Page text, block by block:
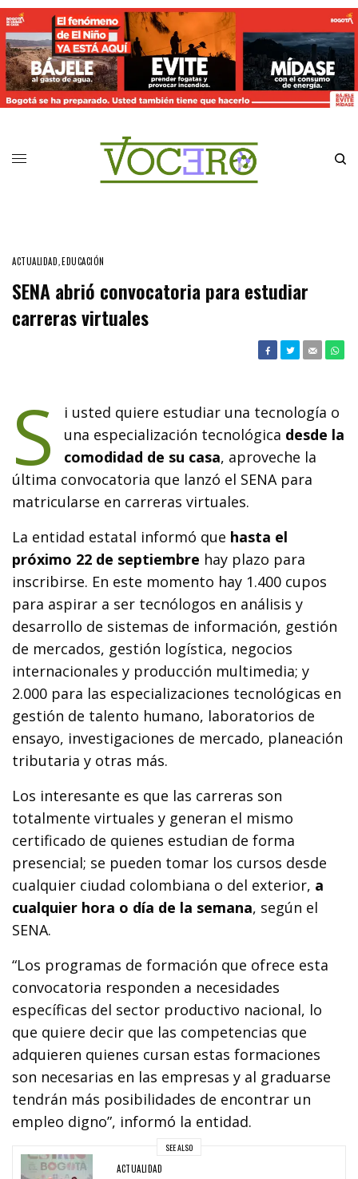
ACTUALIDAD,EDUCACIÓN
SENA abrió convocatoria para estudiar
carreras virtuales
S
i usted quiere estudiar una tecnología o
una especialización tecnológica desde la
comodidad de su casa, aproveche la
última convocatoria que lanzó el SENA para
matricularse en carreras virtuales.
La entidad estatal informó que hasta el
próximo 22 de septiembre hay plazo para
inscribirse. En este momento hay 1.400 cupos
para aspirar a ser tecnólogos en análisis y
desarrollo de sistemas de información, gestión
de mercados, gestión logística, negocios
internacionales y producción multimedia; y
2.000 para las especializaciones tecnológicas en
gestión de talento humano, laboratorios de
ensayo, investigaciones de mercado, planeación
tributaria y otras más.
Los interesante es que las carreras son
totalmente virtuales y generan el mismo
certificado de quienes estudian de forma
presencial; se pueden tomar los cursos desde
cualquier ciudad colombiana o del exterior, a
cualquier hora o día de la semana, según el
SENA.
“Los programas de formación que ofrece esta
convocatoria responden a necesidades
específicas del sector productivo nacional, lo
que quiere decir que las competencias que
adquieren quienes cursan estas formaciones
son necesarias en las empresas y al graduarse
tendrán más posibilidades de encontrar un
empleo digno”, informó la entidad.
SEE ALSO
ACTUALIDAD